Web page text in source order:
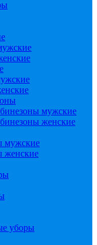
мужские
женские
мужские
женские
уборы